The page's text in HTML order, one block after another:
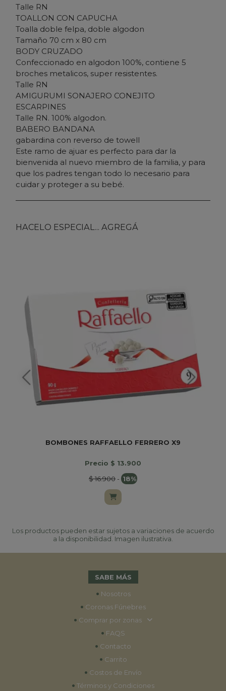
Talle RN
TOALLON CON CAPUCHA
Toalla doble felpa, doble algodon
Tamaño 70 cm x 80 cm
BODY CRUZADO
Confeccionado en algodon 100%, contiene 5
broches metalicos, super resistentes.
Talle RN
AMIGURUMI SONAJERO CONEJITO
ESCARPINES
Talle RN. 100% algodon.
BABERO BANDANA
gabardina con reverso de towell
Este ramo de ajuar es perfecto para dar la
bienvenida al nuevo miembro de la familia, y para
que los padres tengan todo lo necesario para
cuidar y proteger a su bebé.
HACELO ESPECIAL... AGREGÁ
BOMBONES RAFFAELLO FERRERO X9
Precio $ 13.900
$ 16.900- 18%
Los productos pueden estar sujetos a variaciones de acuerdo
a la disponibilidad. Imagen ilustrativa.
SABE MÁS
• Nosotros
• Coronas Fúnebres
• Comprar por zonas
• FAQS
• Contacto
• Carrito
• Costos de Envío
• Términos y Condiciones